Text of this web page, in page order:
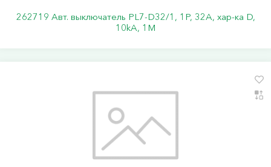
262719 Авт. выключатель PL7-D32/1, 1P, 32A, хар-ка D,
10kA, 1M